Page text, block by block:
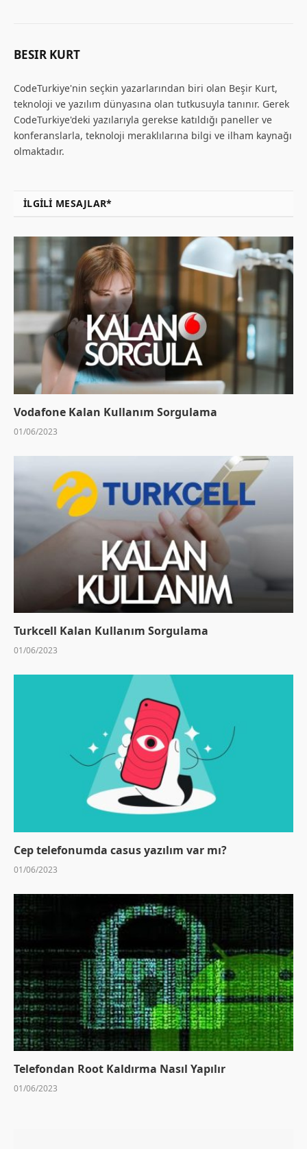
BESIR KURT
CodeTurkiye'nin seçkin yazarlarından biri olan Beşir Kurt,
teknoloji ve yazılım dünyasına olan tutkusuyla tanınır. Gerek
CodeTurkiye'deki yazılarıyla gerekse katıldığı paneller ve
konferanslarla, teknoloji meraklılarına bilgi ve ilham kaynağı
olmaktadır.
İLGILI MESAJLAR*
Vodafone Kalan Kullanım Sorgulama
01/06/2023
Turkcell Kalan Kullanım Sorgulama
01/06/2023
Cep telefonumda casus yazılım var mı?
01/06/2023
Telefondan Root Kaldırma Nasıl Yapılır
01/06/2023